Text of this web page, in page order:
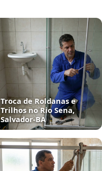
Troca de Roldanas e
Trilhos no Rio Sena,
Salvador‑BA